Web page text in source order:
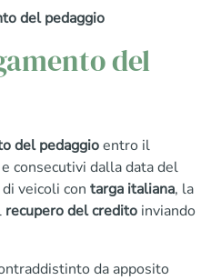
del pedaggio
del
del pedaggioentro il
consecutivi dalla data del
veicoli con targa italiana, la
recupero del credito inviando
da apposito